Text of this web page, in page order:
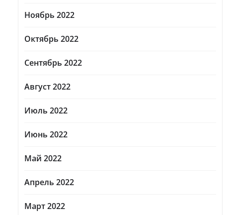
Ноябрь 2022
Октябрь 2022
Сентябрь 2022
Август 2022
Июль 2022
Июнь 2022
Май 2022
Апрель 2022
Март 2022